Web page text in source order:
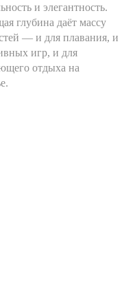
и элегантность.
глубина даёт массу
— и для плавания, и
игр, и для
отдыха на